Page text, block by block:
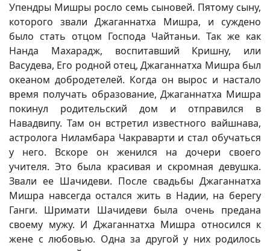
Упендры Мишры росло семь сыновей. Пятому сыну,
которого звали Джаганнатха Мишра, и суждено
было стать отцом Господа Чайтаньи. Так же как
Нанда Махарадж, воспитавший Кришну, или
Васудева, Его родной отец, Джаганнатха Мишра был
океаном добродетелей. Когда он вырос и настало
время получать образование, Джаганнатха Мишра
покинул родительский дом и отправился в
Навадвипу. Там он встретил известного вайшнава,
астролога Ниламбара Чакраварти и стал обучаться
у него. Вскоре он женился на дочери своего
учителя. Это была красивая и скромная девушка.
Звали ее Шачидеви. После свадьбы Джаганнатха
Мишра навсегда остался жить в Надии, на берегу
Ганги. Шримати Шачидеви была очень предана
своему мужу. И Джаганнатха Мишра относился к
жене с любовью. Одна за другой у них родилось